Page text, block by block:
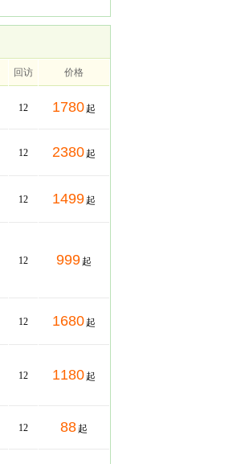
回访 价格
12 1780 起
12 2380 起
12 1499 起
12 999 起
12 1680 起
12 1180 起
12 88 起